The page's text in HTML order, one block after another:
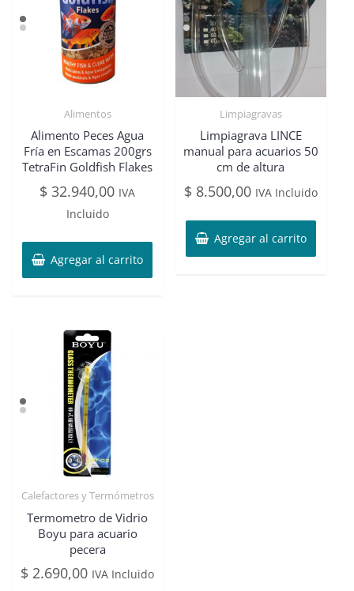
Alimentos
Alimento Peces Agua
Fría en Escamas 200grs
TetraFin Goldfish Flakes
$ 32.940,00 IVA
Incluido
Agregar al carrito
Limpiagravas
Limpiagrava LINCE
manual para acuarios 50
cm de altura
$ 8.500,00 IVA Incluido
Agregar al carrito
Calefactores y Termómetros
Termometro de Vidrio
Boyu para acuario
pecera
$ 2.690,00 IVA Incluido